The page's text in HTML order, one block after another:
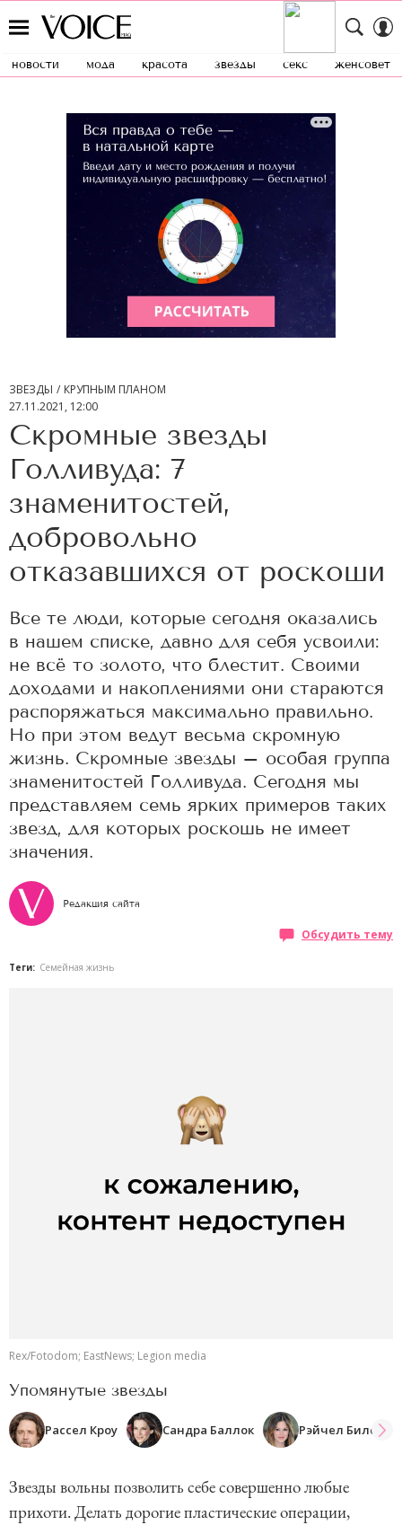
новости мода красота звезды секс женсовет
ЗВЕЗДЫ
КРУПНЫМ ПЛАНОМ
27.11.2021, 12:00
Скромные звезды
Голливуда: 7
знаменитостей,
добровольно
отказавшихся от роскоши
Все те люди, которые сегодня оказались
в нашем списке, давно для себя усвоили:
не всё то золото, что блестит. Своими
доходами и накоплениями они стараются
распоряжаться максимально правильно.
Но при этом ведут весьма скромную
жизнь. Скромные звезды – особая группа
знаменитостей Голливуда. Сегодня мы
представляем семь ярких примеров таких
звезд, для которых роскошь не имеет
значения.
Редакция сайта
Обсудить тему
Теги: Семейная жизнь
Rex/Fotodom; EastNews; Legion media
Упомянутые звезды
Рассел Кроу Сандра Баллок Рэйчел Билсон
Звезды вольны позволить себе совершенно любые
прихоти. Делать дорогие пластические операции,